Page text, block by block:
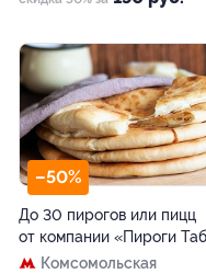
–50%
До 30 пирогов или пицц
от компании «Пироги
Комсомольская